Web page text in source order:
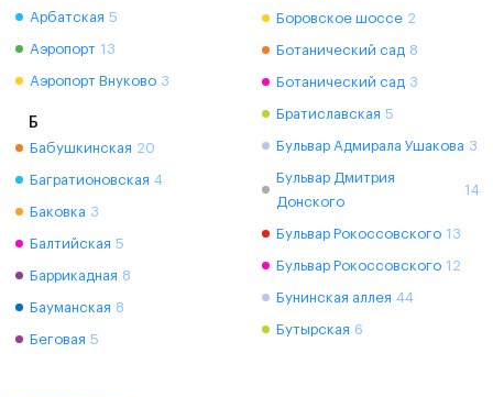
Арбатская 5
Аэропорт 13
Аэропорт Внуково 3
Б
Бабушкинская 20
Багратионовская 4
Баковка 3
Балтийская 5
Баррикадная 8
Бауманская 8
Беговая 5
Боровское шоссе 2
Ботанический сад 8
Ботанический сад 3
Братиславская 5
Бульвар Адмирала Ушакова 3
Бульвар Дмитрия
Донского
14
Бульвар Рокоссовского 13
Бульвар Рокоссовского 12
Бунинская аллея 44
Бутырская 6